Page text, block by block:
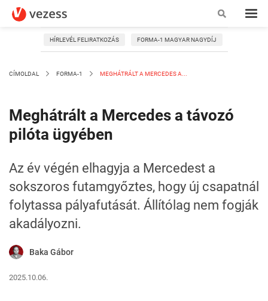
HÍRLEVÉL FELIRATKOZÁS FORMA-1 MAGYAR NAGYDÍJ
CÍMOLDAL FORMA-1 MEGHÁTRÁLT A MERCEDES A...
Meghátrált a Mercedes a távozó
pilóta ügyében
Az év végén elhagyja a Mercedest a
sokszoros futamgyőztes, hogy új csapatnál
folytassa pályafutását. Állítólag nem fogják
akadályozni.
Baka Gábor
2025.10.06.